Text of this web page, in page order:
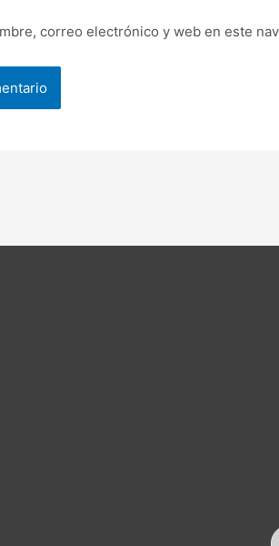
correo electrónico y web en este